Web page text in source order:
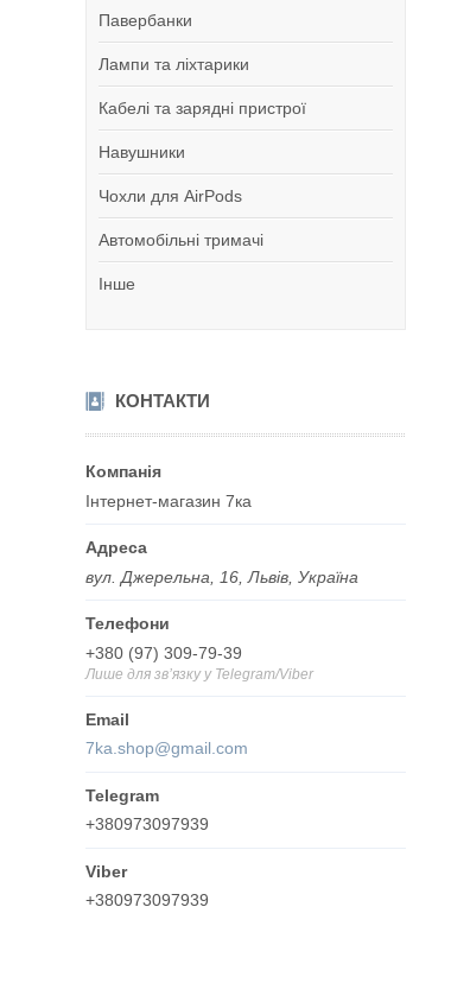
Павербанки
Лампи та ліхтарики
Кабелі та зарядні пристрої
Навушники
Чохли для AirPods
Автомобільні тримачі
Інше
КОНТАКТИ
Інтернет-магазин 7ка
вул. Джерельна, 16, Львів, Україна
+380 (97) 309-79-39
Лише для звʼязку у Telegram/Viber
7ka.shop@gmail.com
+380973097939
+380973097939